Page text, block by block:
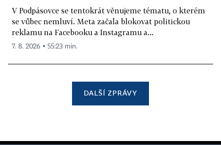
V Podpásovce se tentokrát věnujeme tématu, o kterém
se vůbec nemluví. Meta začala blokovat politickou
reklamu na Facebooku a Instagramu a...
7. 8. 2026 ▪ 55:23 min.
DALŠÍ ZPRÁVY